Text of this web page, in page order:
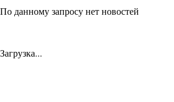
По данному запросу нет новостей
Загрузка...